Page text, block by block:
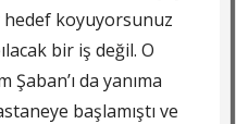
hedef koyuyorsunuz
bir iş değil. O
da yanıma
başlamıştı ve